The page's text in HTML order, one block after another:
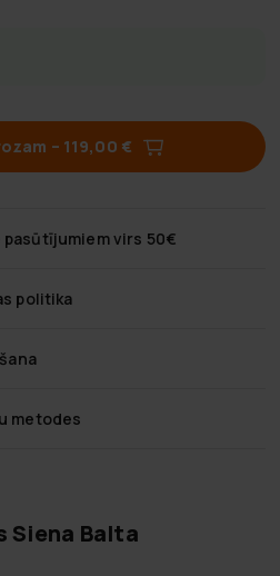
– 119,00 €
pasūtījumiem virs 50€
politika
metodes
Siena Balta